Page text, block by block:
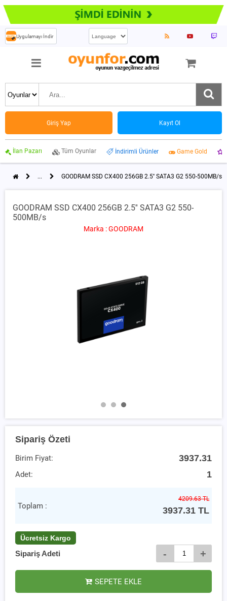
Uygulamayı İndir
Giriş Yap Kayıt Ol
İlan Pazarı Tüm Oyunlar İndirimli Ürünler Game Gold
... GOODRAM SSD CX400 256GB 2.5'' SATA3 G2 550-500MB/s
GOODRAM SSD CX400 256GB 2.5'' SATA3 G2 550-
500MB/s
Marka : GOODRAM
Sipariş Özeti
Birim Fiyat: 3937.31
Adet: 1
Toplam :
4209.63 TL
3937.31 TL
Ücretsiz Kargo
Sipariş Adeti - +
SEPETE EKLE